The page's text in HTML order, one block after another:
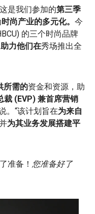
这是我们参加的第三季
时尚产业的多元化。 今
的三个时尚品牌
力他们在秀场推出全
所需的资金和资源，助
裁 (EVP) 兼首席营销
。“该计划旨在为来自
为其业务发展搭建平
准备！ 您准备好了